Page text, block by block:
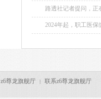
路透社记者提问，
站关于王毅外长访美
2024年起，职工医
播。...
z6尊龙旗舰厅 | 联系z6尊龙旗舰厅